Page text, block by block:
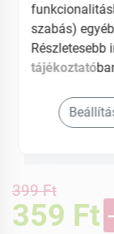
399 Ft
359 Ft
szabás)
Részletesebb
tájékoztató